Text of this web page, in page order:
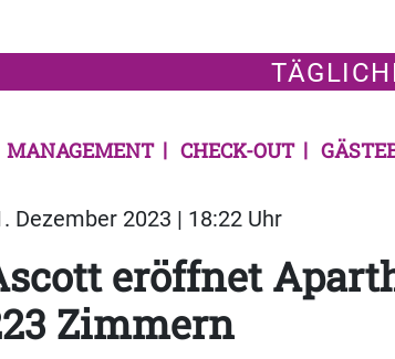
MANAGEMENT CHECK-OUT
Dezember 2023 | 18:22 Uhr
eröffnet
Zimmern